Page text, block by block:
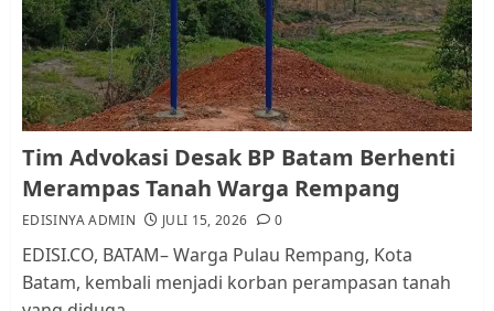
1
dan Pemungutan Pajak
AGUSTUS 1, 2026 0
Kader Pajak jadi Penghubung
Pemerintah dan Masyarakat di
Lingkungan RT/RW
AGUSTUS 1, 2026
Tim Advokasi Desak BP Batam Berhenti
Merampas Tanah Warga Rempang
EDISINYA ADMIN JULI 15, 2026 0
EDISI.CO, BATAM– Warga Pulau Rempang, Kota
Batam, kembali menjadi korban perampasan tanah